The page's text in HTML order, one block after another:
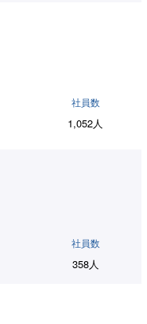
社員数
1,052人
社員数
358人